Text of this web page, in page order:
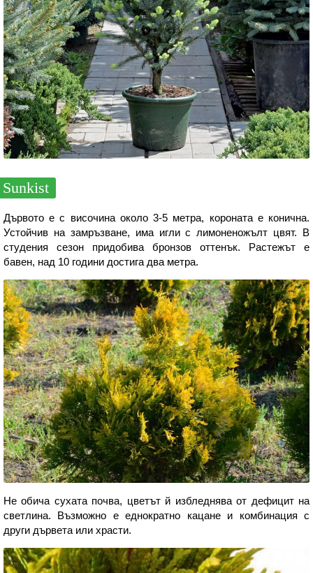
Sunkist
Дървото е с височина около 3-5 метра, короната е конична.
Устойчив на замръзване, има игли с лимоненожълт цвят. В
студения сезон придобива бронзов оттенък. Растежът е
бавен, над 10 години достига два метра.
Не обича сухата почва, цветът й избледнява от дефицит на
светлина. Възможно е еднократно кацане и комбинация с
други дървета или храсти.